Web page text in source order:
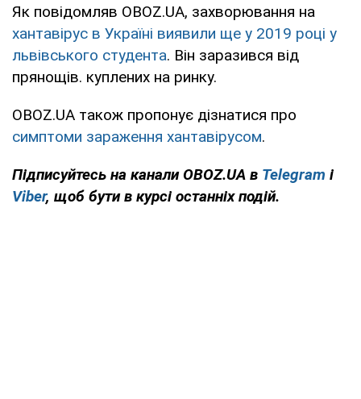
Як повідомляв OBOZ.UA, захворювання на
хантавірус в Україні виявили ще у 2019 році у
львівського студента. Він заразився від
прянощів. куплених на ринку.
OBOZ.UA також пропонує дізнатися про
симптоми зараження хантавірусом.
Підписуйтесь на канали OBOZ.UA в Telegram і
Viber, щоб бути в курсі останніх подій.